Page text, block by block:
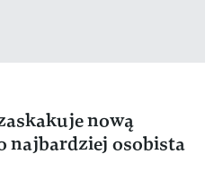
nową
najbardziej osobista